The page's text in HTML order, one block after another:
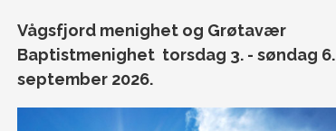
Vågsfjord menighet og Grøtavær
Baptistmenighet torsdag 3. - søndag 6.
september 2026.